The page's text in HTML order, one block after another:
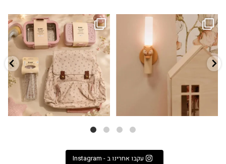
✨ חוזרים למסגרת בסטייל! ✨
הקולקציה החדשה...
9 4
גם פריט עיצובי לחדר, גם מנורת לילה
...
3 0
עקבו אחרינו ב - Instagram